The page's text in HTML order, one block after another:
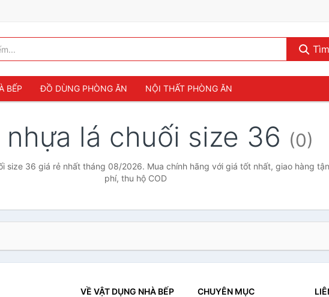
BẾP ĐỒ DÙNG PHÒNG ĂN NỘI THẤT PHÒNG ĂN
lá chuối size 36 (0)
size 36 giá rẻ nhất tháng 08/2026. Mua chính hãng với giá tốt nhất, giao hàng
phí, thu hộ COD
VỀ VẬT DỤNG NHÀ BẾP CHUYÊN MỤC